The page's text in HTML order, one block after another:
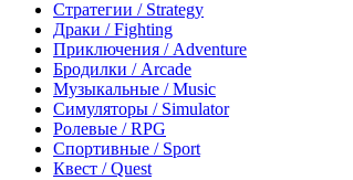
Стратегии / Strategy
Драки / Fighting
Приключения / Adventure
Бродилки / Arcade
Музыкальные / Music
Симуляторы / Simulator
Ролевые / RPG
Спортивные / Sport
Квест / Quest